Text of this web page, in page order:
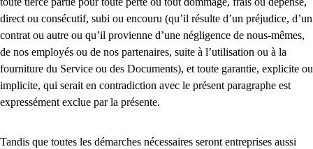
direct ou consécutif, subi ou encouru (qu’il résulte d’un préjudice, d’un
contrat ou autre ou qu’il provienne d’une négligence de nous-mêmes,
de nos employés ou de nos partenaires, suite à l’utilisation ou à la
fourniture du Service ou des Documents), et toute garantie, explicite ou
implicite, qui serait en contradiction avec le présent paragraphe est
expressément exclue par la présente.
Tandis que toutes les démarches nécessaires seront entreprises aussi